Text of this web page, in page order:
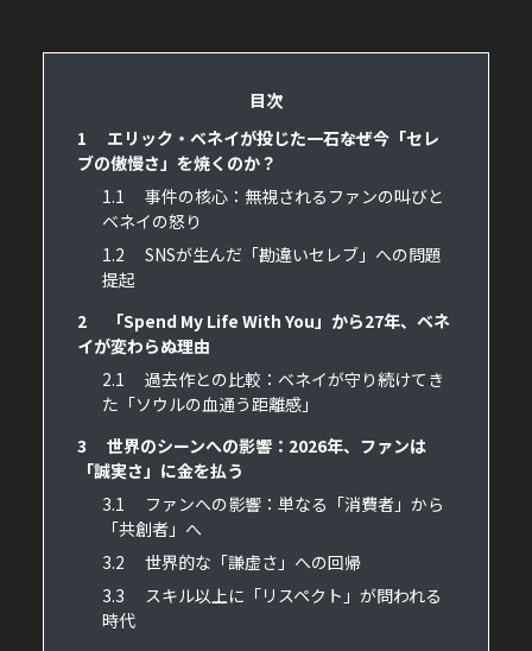
目次
1
エリック・ベネイが投じた一石――なぜ今「セレ
ブの傲慢さ」を焼くのか？
1.1
事件の核心：無視されるファンの叫びと
ベネイの怒り
1.2
SNSが生んだ「勘違いセレブ」への問題
提起
2
「Spend My Life With You」から27年、ベネ
イが変わらぬ理由
2.1
過去作との比較：ベネイが守り続けてき
た「ソウルの血通う距離感」
3
世界のシーンへの影響：2026年、ファンは
「誠実さ」に金を払う
3.1
ファンへの影響：単なる「消費者」から
「共創者」へ
3.2
世界的な「謙虚さ」への回帰
3.3
スキル以上に「リスペクト」が問われる
時代